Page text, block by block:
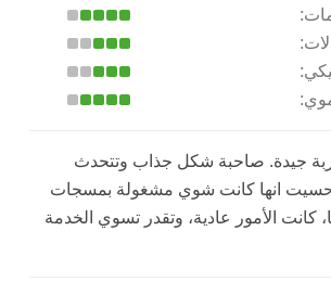
جيدة. صاحبة شكل جذاب وتتحدث
انها كانت شوي مشغولة بمسجات
كانت الأمور عادية، وتقدر تسوي الخدمة